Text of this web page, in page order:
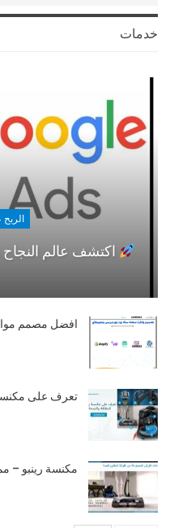
خدمات
اكتشف عالم
افضل مصمم
تعرف على مكنسة
مكنسة رينبو –